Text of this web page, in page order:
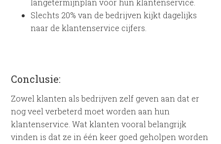
langetermijnplan voor hun klantenservice.
Slechts 20% van de bedrijven kijkt dagelijks
naar de klantenservice cijfers.
Conclusie:
Zowel klanten als bedrijven zelf geven aan dat er
nog veel verbeterd moet worden aan hun
klantenservice. Wat klanten vooral belangrijk
vinden is dat ze in één keer goed geholpen worden